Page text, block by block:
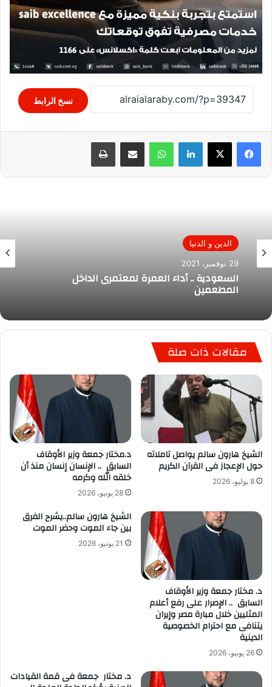
نسخ الرابط
لينكدإن واتساب مشاركة عبر البريد طباعة
الدين و الدنيا
29 نوفمبر، 2021
السعودية .. أداء العمرة لمعتمرى الداخل
المطعمين
مقالات ذات صلة
الشيخ هارون سالم يواصل تاملاته
حول الإعجاز فى القرآن الكريم
8 يوليو، 2026
د.مختار جمعة وزير الأوقاف
السابق .. الإنسان إنسان منذ أن
خلقه الله وكرمه
28 يونيو، 2026
د. مختار جمعة وزير الأوقاف
السابق .. الإصرار على رفع أعلام
المثليين خلال مبارة مصر وإيران
يتنافى مع احترام الخصوصية
الدينية
26 يونيو، 2026
الشيخ هارون سالم..يشرح الفرق
بين جاء الموت وحضر الموت
21 يونيو، 2026
د. مختار جمعة فى قمة القيادات